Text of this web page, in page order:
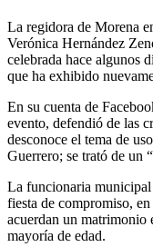
La regidora de Morena
Verónica Hernández
celebrada hace algunos
que ha exhibido
En su cuenta de
evento, defendió de las
desconoce el tema de
Guerrero; se trató de un
La funcionaria municipal
fiesta de compromiso,
acuerdan un matrimonio
mayoría de edad.